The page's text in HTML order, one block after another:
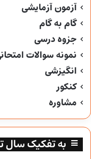
آزمون آزمایشی
گام به گام
جزوه درسی
نمونه سوالات
انگیزشی
کنکور
مشاوره
به تفکیک سال